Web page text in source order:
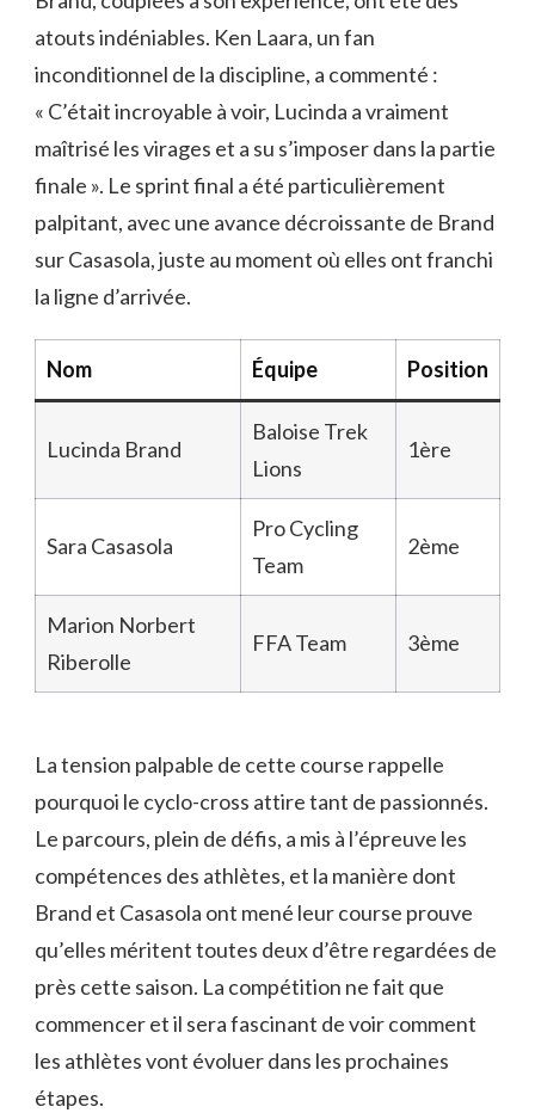
atouts indéniables. Ken Laara, un fan
inconditionnel de la discipline, a commenté :
« C’était incroyable à voir, Lucinda a vraiment
maîtrisé les virages et a su s’imposer dans la partie
finale ». Le sprint final a été particulièrement
palpitant, avec une avance décroissante de Brand
sur Casasola, juste au moment où elles ont franchi
la ligne d’arrivée.
Nom Équipe Position
Lucinda Brand
Baloise Trek
Lions
1ère
Sara Casasola
Pro Cycling
Team
2ème
Marion Norbert
Riberolle
FFA Team 3ème
La tension palpable de cette course rappelle
pourquoi le cyclo-cross attire tant de passionnés.
Le parcours, plein de défis, a mis à l’épreuve les
compétences des athlètes, et la manière dont
Brand et Casasola ont mené leur course prouve
qu’elles méritent toutes deux d’être regardées de
près cette saison. La compétition ne fait que
commencer et il sera fascinant de voir comment
les athlètes vont évoluer dans les prochaines
étapes.